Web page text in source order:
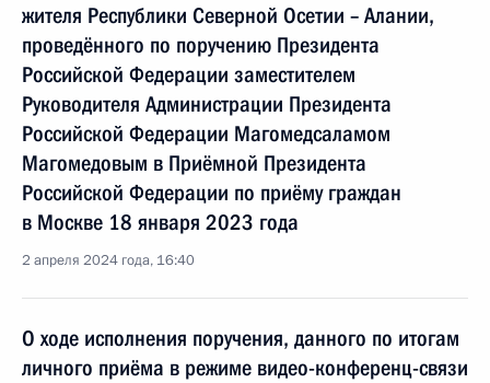
жителя Республики Северной Осетии – Алании,
проведённого по поручению Президента
Российской Федерации заместителем
Руководителя Администрации Президента
Российской Федерации Магомедсаламом
Магомедовым в Приёмной Президента
Российской Федерации по приёму граждан
в Москве 18 января 2023 года
2 апреля 2024 года, 16:40
О ходе исполнения поручения, данного по итогам
личного приёма в режиме видео-конференц-связи